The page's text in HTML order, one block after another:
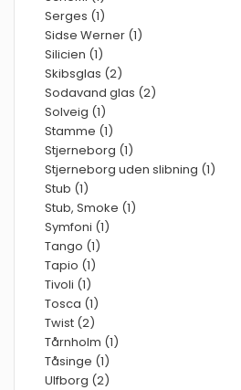
Serges (1)
Sidse Werner (1)
Silicien (1)
Skibsglas (2)
Sodavand glas (2)
Solveig (1)
Stamme (1)
Stjerneborg (1)
Stjerneborg uden slibning (1)
Stub (1)
Stub, Smoke (1)
Symfoni (1)
Tango (1)
Tapio (1)
Tivoli (1)
Tosca (1)
Twist (2)
Tårnholm (1)
Tåsinge (1)
Ulfborg (2)